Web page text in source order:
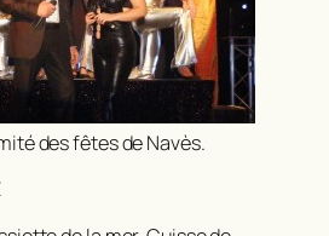
des fêtes de Navès.